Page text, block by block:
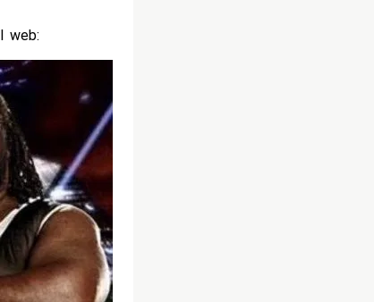
web: